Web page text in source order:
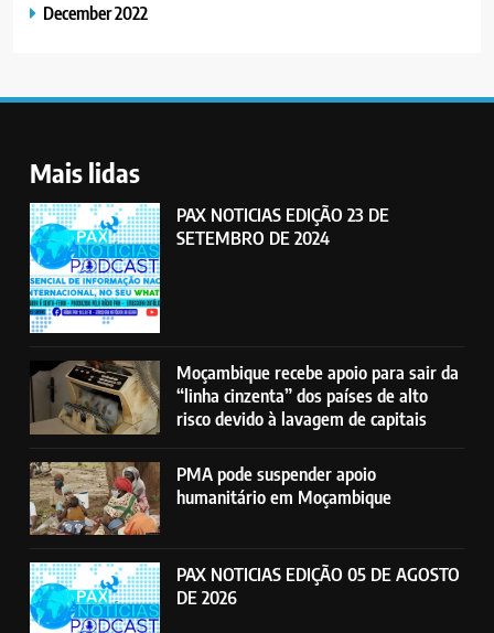
December 2022
Mais lidas
PAX NOTICIAS EDIÇÃO 23 DE
SETEMBRO DE 2024
Moçambique recebe apoio para sair da
“linha cinzenta” dos países de alto
risco devido à lavagem de capitais
PMA pode suspender apoio
humanitário em Moçambique
PAX NOTICIAS EDIÇÃO 05 DE AGOSTO
DE 2026